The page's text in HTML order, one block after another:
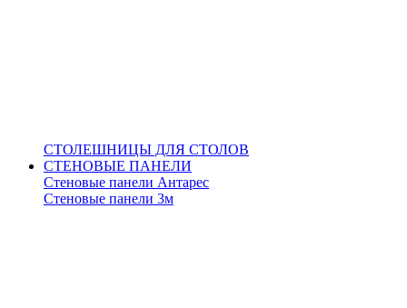
СТОЛЕШНИЦЫ ДЛЯ СТОЛОВ
СТЕНОВЫЕ ПАНЕЛИ
Стеновые панели Антарес
Стеновые панели 3м